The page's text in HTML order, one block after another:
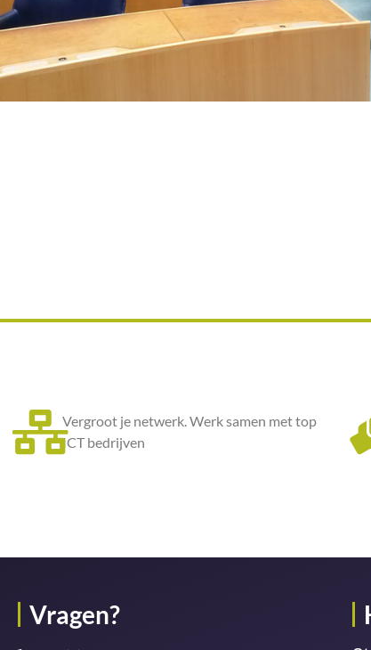
Vergroot je netwerk. Werk samen met top
ICT bedrijven
Vragen?